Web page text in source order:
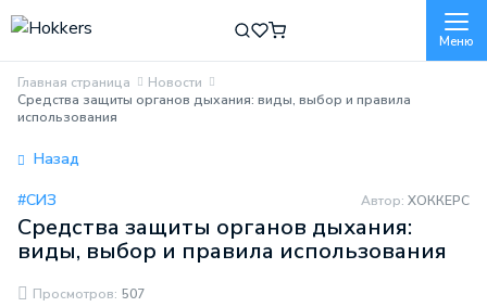
Меню
Главная страница
Новости
Средства защиты органов дыхания: виды, выбор и правила
использования
Назад
#СИЗ
Автор: ХОККЕРС
Средства защиты органов дыхания:
виды, выбор и правила использования
Просмотров: 507